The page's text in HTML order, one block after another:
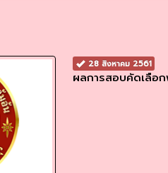
28 สิงหาคม 2561
ผลการสอบคัดเลือ